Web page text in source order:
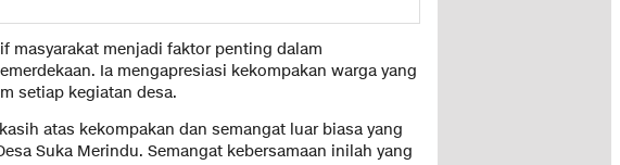
masyarakat menjadi faktor penting dalam
Ia mengapresiasi kekompakan warga yang
setiap kegiatan desa.
atas kekompakan dan semangat luar biasa yang
Suka Merindu. Semangat kebersamaan inilah yang